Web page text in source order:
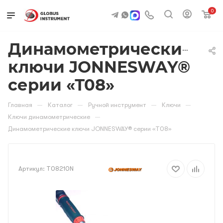
0
Динамометрические
ключи JONNESWAY®
серии «Т08»
Главная — Каталог — Ручной инструмент — Ключи —
Ключи динамометрические —
Динамометрические ключи JONNESWAY® серии «Т08»
Артикул: T08210N